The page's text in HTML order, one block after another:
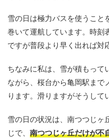
雪の日は極力バスを使うこと
巻いて運航しています。時刻
ですが普段より早く出れば対
ちなみに私は、雪が積もって
ながら、桜台から亀岡駅まで
ります。滑りますがそうして
雪の日の状況は、南つつじヶ
じで、 南つつじヶ丘だけが不